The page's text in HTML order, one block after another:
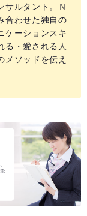
サルタント。Ｎ
合わせた独自の
ケーションスキ
る・愛される人
メソッドを伝え